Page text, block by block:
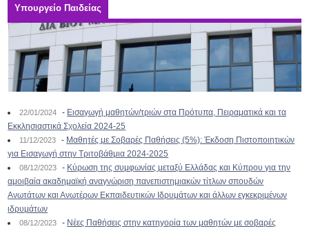
Υπουργείο Παιδείας
22/01/2024 - Εισαγωγή μαθητών/τριών στα Πρότυπα, Πειραματικά και τα
Εκκλησιαστικά Σχολεία 2024-25
11/12/2023 - Μαθητές με Σοβαρές Παθήσεις (5%): Έκδοση Πιστοποιητικών
για Εισαγωγή στην Τριτοβάθμια 2024-2025
08/12/2023 - Κύρωση της συμφωνίας μεταξύ Ελλάδας και Κύπρου για την
αμοιβαία ακαδημαϊκή αναγνώριση πανεπιστημιακών τίτλων σπουδών
Ανωτάτων και Ανωτέρων Εκπαιδευτικών Ιδρυμάτων και άλλων εγκεκριμένων
ιδρυμάτων
08/12/2023 - Νέες Παθήσεις στην κατηγορία των μαθητών με σοβαρές